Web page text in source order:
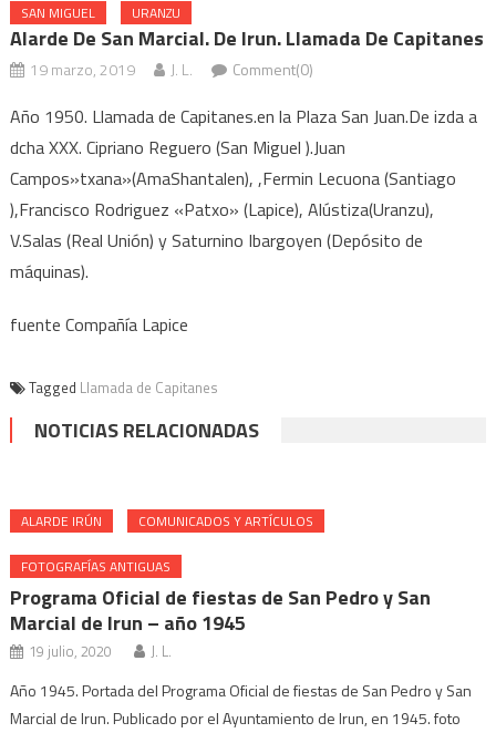
SAN MIGUEL
URANZU
Alarde De San Marcial. De Irun. Llamada De Capitanes
19 marzo, 2019 J. L. Comment(0)
Año 1950. Llamada de Capitanes.en la Plaza San Juan.De izda a
dcha XXX. Cipriano Reguero (San Miguel ).Juan
Campos»txana»(AmaShantalen), ,Fermin Lecuona (Santiago
),Francisco Rodriguez «Patxo» (Lapice), Alústiza(Uranzu),
V.Salas (Real Unión) y Saturnino Ibargoyen (Depósito de
máquinas).
fuente Compañía Lapice
Tagged Llamada de Capitanes
NOTICIAS RELACIONADAS
ALARDE IRÚN COMUNICADOS Y ARTÍCULOS
FOTOGRAFÍAS ANTIGUAS
Programa Oficial de fiestas de San Pedro y San
Marcial de Irun – año 1945
19 julio, 2020 J. L.
Año 1945. Portada del Programa Oficial de fiestas de San Pedro y San
Marcial de Irun. Publicado por el Ayuntamiento de Irun, en 1945. foto